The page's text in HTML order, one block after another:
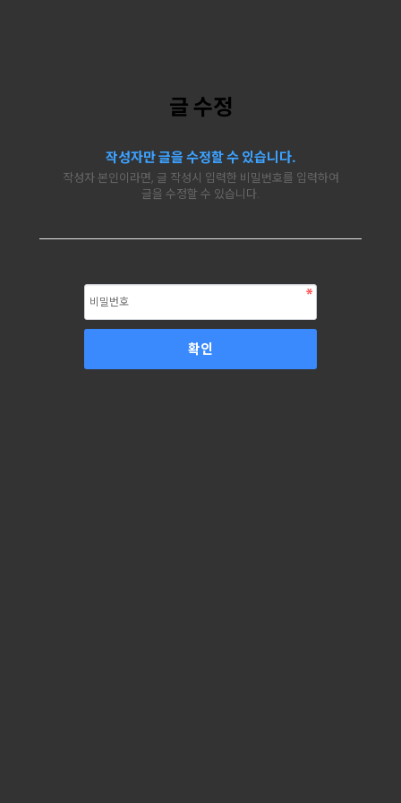
글 수정
작성자만 글을 수정할 수 있습니다.
작성자 본인이라면, 글 작성시 입력한 비밀번호를 입력하여
글을 수정할 수 있습니다.